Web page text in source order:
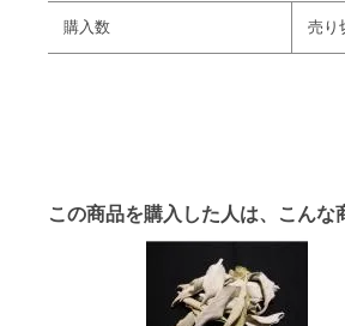
購入数 売り
この商品を購入した人は、こんな